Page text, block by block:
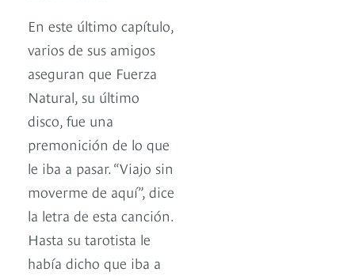
En este último capítulo,
varios de sus amigos
aseguran que Fuerza
Natural, su último
disco, fue una
premonición de lo que
le iba a pasar. “Viajo sin
moverme de aquí”, dice
la letra de esta canción.
Hasta su tarotista le
había dicho que iba a